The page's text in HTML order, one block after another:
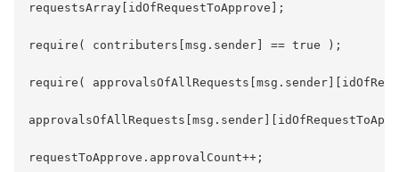
requestsArray[idOfRequestToApprove];
require( contributers[msg.sender] == true );
require(
requestToApprove.approvalCount++;